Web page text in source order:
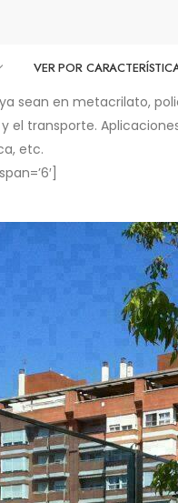
VER POR
sean en metacrilato,
el transporte.
etc.